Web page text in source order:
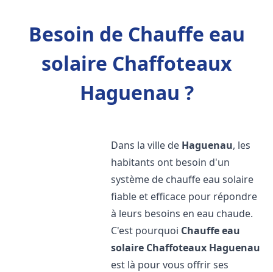
Besoin de Chauffe eau
solaire Chaffoteaux
Haguenau ?
Dans la ville de Haguenau, les
habitants ont besoin d'un
système de chauffe eau solaire
fiable et efficace pour répondre
à leurs besoins en eau chaude.
C'est pourquoi Chauffe eau
solaire Chaffoteaux Haguenau
est là pour vous offrir ses